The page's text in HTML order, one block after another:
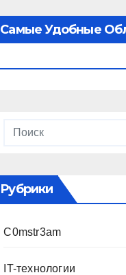
Самые Удобные
Рубрики
C0mstr3am
IT-технологии